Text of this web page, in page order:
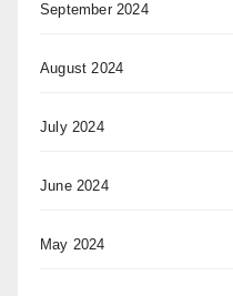
September 2024
August 2024
July 2024
June 2024
May 2024